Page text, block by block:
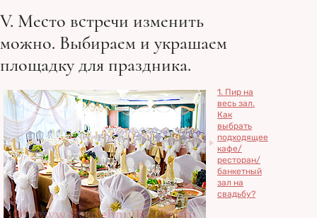
V. Место встречи изменить
можно. Выбираем и украшаем
площадку для праздника.
1. Пир на
весь зал.
Как
выбрать
подходящее
кафе/
ресторан/
банкетный
зал на
свадьбу?